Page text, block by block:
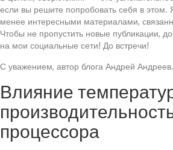
если вы решите попробовать себя в этом.
менее интересными материалами,
Чтобы не пропустить новые публикации,
на мои социальные сети! До встречи!
С уважением, автор блога Андрей Андреев.
Влияние
процессора